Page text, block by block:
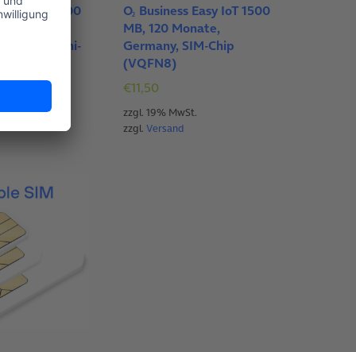
IoT 1500
Mini-
O2 Business Easy IoT 1500
MB, 120 Monate,
Germany, SIM-Chip
(VQFN8)
€11,50
zzgl. 19% MwSt.
zzgl.Versand